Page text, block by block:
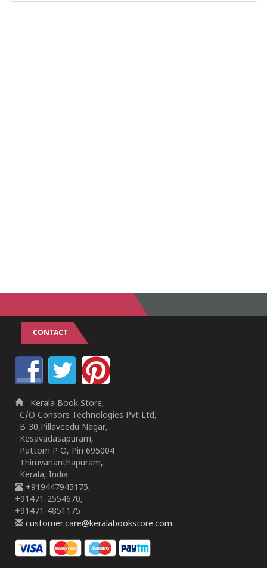
CONTACT
Kerala Book Store,
C/O Consors Technologies Pvt Ltd,
B-30,Pillaveedu Nagar,
Kesavadasapuram,
Pattom P O, Pin 695004
Thiruvananthapuram,
Kerala, India.
+919447945175,
+91471-2554670,
+91471-4851175
customer.care@keralabookstore.com